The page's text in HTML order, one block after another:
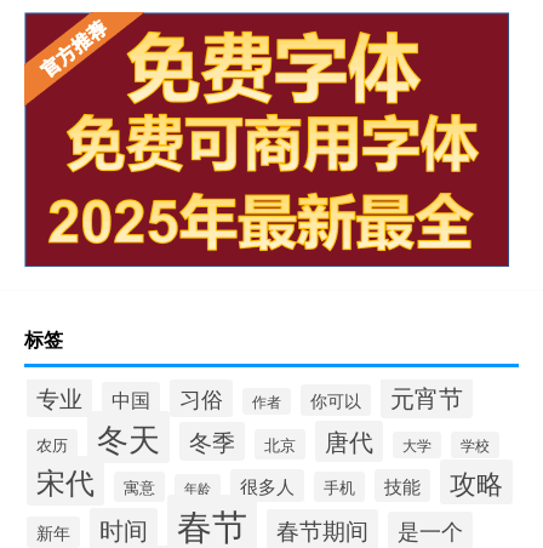
标签
专业 中国 习俗 作者 你可以 元宵节
农历 冬天 冬季 北京 唐代 大学 学校
宋代 寓意 年龄 很多人 手机 技能 攻略
新年 时间 春节 春节期间 是一个